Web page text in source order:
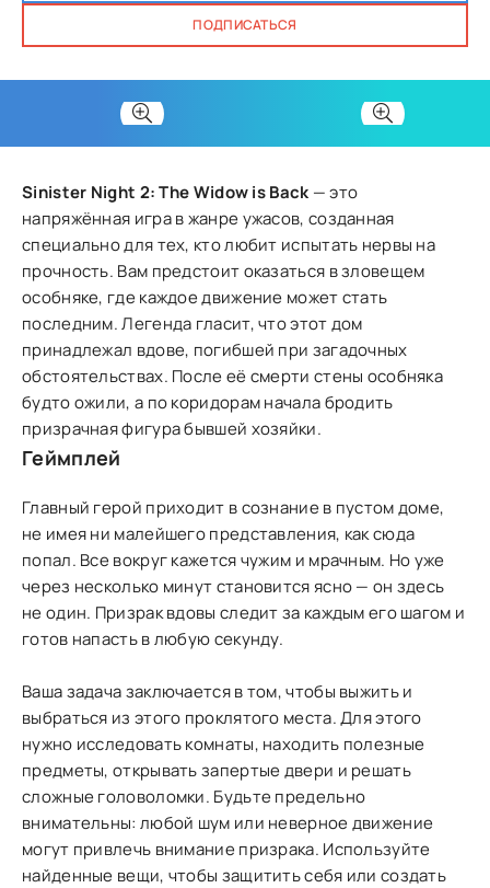
ПОДПИСАТЬСЯ
Sinister Night 2: The Widow is Back — это
напряжённая игра в жанре ужасов, созданная
специально для тех, кто любит испытать нервы на
прочность. Вам предстоит оказаться в зловещем
особняке, где каждое движение может стать
последним. Легенда гласит, что этот дом
принадлежал вдове, погибшей при загадочных
обстоятельствах. После её смерти стены особняка
будто ожили, а по коридорам начала бродить
призрачная фигура бывшей хозяйки.
Геймплей
Главный герой приходит в сознание в пустом доме,
не имея ни малейшего представления, как сюда
попал. Все вокруг кажется чужим и мрачным. Но уже
через несколько минут становится ясно — он здесь
не один. Призрак вдовы следит за каждым его шагом и
готов напасть в любую секунду.
Ваша задача заключается в том, чтобы выжить и
выбраться из этого проклятого места. Для этого
нужно исследовать комнаты, находить полезные
предметы, открывать запертые двери и решать
сложные головоломки. Будьте предельно
внимательны: любой шум или неверное движение
могут привлечь внимание призрака. Используйте
найденные вещи, чтобы защитить себя или создать